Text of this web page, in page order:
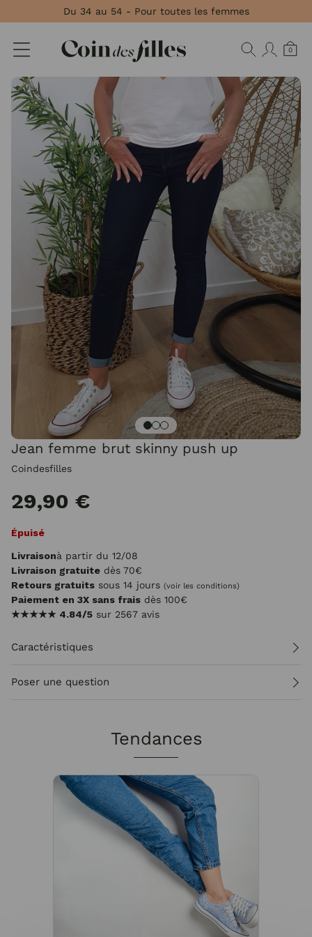
Du 34 au 54 - Pour toutes les femmes
0
Jean femme brut skinny push up
Coindesfilles
29,90 €
Épuisé
Livraisonà partir du 12/08
Livraison gratuite dès 70€
Retours gratuits sous 14 jours (voir les conditions)
Paiement en 3X sans frais dès 100€
★★★★★ 4.84/5 sur 2567 avis
Caractéristiques
Poser une question
Tendances
Panneau de gestion des cookies